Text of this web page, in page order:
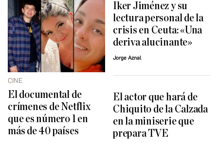
CINE
El documental de
crímenes de Netflix
que es número 1 en
más de 40 países
Iker Jiménez y su
lectura personal de la
crisis en Ceuta: «Una
deriva alucinante»
Jorge Aznal
El actor que hará de
Chiquito de la Calzada
en la miniserie que
prepara TVE